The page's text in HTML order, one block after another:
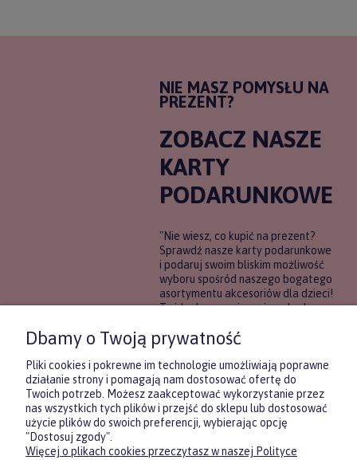
NIE MASZ POMYSŁU NA
PREZENT?
ZOBACZ NASZE
KARTY
PODARUNKOWE
"Nie wiesz, co kupić na prezent?
Sprawdź nasze karty podarunkowe
i podaruj swoim bliskim możliwość
wyboru spośród naszego bogatego
asortymentu akcesoriów dla dzieci!
To idealne rozwiązanie, gdy chcesz
pewności, co będzie najbardziej
trafione.
DOWIEDZ SIĘ WIĘCEJ
Dbamy o Twoją prywatność
Pliki cookies i pokrewne im technologie umożliwiają poprawne
działanie strony i pomagają nam dostosować ofertę do
Twoich potrzeb. Możesz zaakceptować wykorzystanie przez
nas wszystkich tych plików i przejść do sklepu lub dostosować
użycie plików do swoich preferencji, wybierając opcję
"Dostosuj zgody".
Więcej o plikach cookies przeczytasz w naszej Polityce